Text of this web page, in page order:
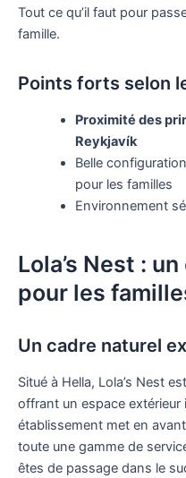
Tout ce qu’il faut pour
famille.
Points forts selon
Proximité des
Reykjavík
Belle
pour les familles
Environnement
Lola’s Nest :
pour les
Un cadre naturel
Situé à Hella, Lola’s Nest
offrant un espace
établissement met en
toute une gamme de
êtes de passage dans le